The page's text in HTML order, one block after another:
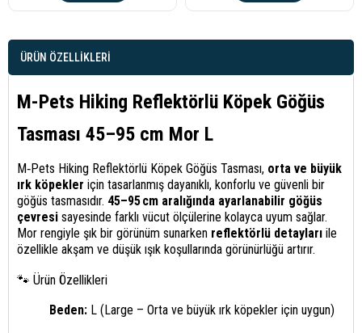
ÜRÜN ÖZELLIKLERI
M-Pets Hiking Reflektörlü Köpek Göğüs
Tasması 45–95 cm Mor L
M‑Pets Hiking Reflektörlü Köpek Göğüs Tasması, orta ve büyük
ırk köpekler için tasarlanmış dayanıklı, konforlu ve güvenli bir
göğüs tasmasıdır. 45–95 cm aralığında ayarlanabilir göğüs
çevresi sayesinde farklı vücut ölçülerine kolayca uyum sağlar.
Mor rengiyle şık bir görünüm sunarken reflektörlü detayları ile
özellikle akşam ve düşük ışık koşullarında görünürlüğü artırır.
🐾 Ürün Özellikleri
Beden: L (Large – Orta ve büyük ırk köpekler için uygun)